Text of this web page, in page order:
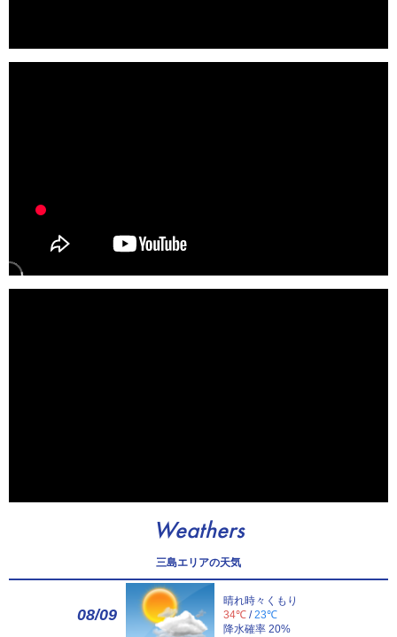
Weathers
三島エリアの天気
08/09
晴れ時々くもり
34℃ /23℃
降水確率 20%